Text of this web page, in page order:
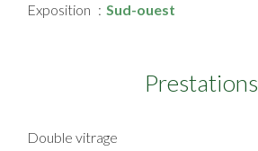
Exposition Sud-ouest
Prestations
Double vitrage